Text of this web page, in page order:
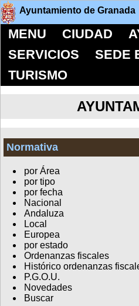
Ayuntamiento de Granada
MENU CIUDAD
SERVICIOS
SEDE
TURISMO
Normativa
por Área
por tipo
por fecha
Nacional
Andaluza
Local
Europea
por estado
Ordenanzas fiscales
Histórico ordenanzas
P.G.O.U.
Novedades
Buscar